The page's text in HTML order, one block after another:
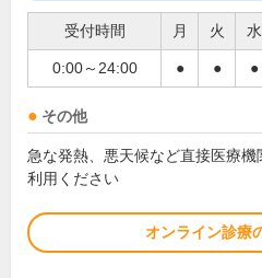
受付時間 月 火 水
0:00～24:00 ● ● ●
その他
急な発熱、悪天候など直接医療
利用ください
オンライン診療